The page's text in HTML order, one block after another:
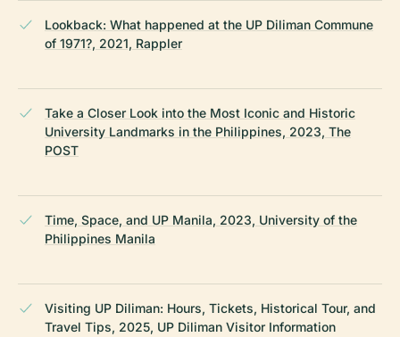
Lookback: What happened at the UP Diliman Commune
of 1971?, 2021, Rappler
Take a Closer Look into the Most Iconic and Historic
University Landmarks in the Philippines, 2023, The
POST
Time, Space, and UP Manila, 2023, University of the
Philippines Manila
Visiting UP Diliman: Hours, Tickets, Historical Tour, and
Travel Tips, 2025, UP Diliman Visitor Information